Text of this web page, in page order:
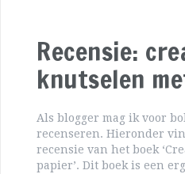
Recensie:
knutselen
Als blogger mag ik voor
recenseren. Hieronder
recensie van het boek
papier’. Dit boek is een